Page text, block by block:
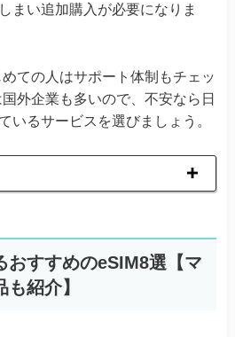
まい追加購入が必要になりま
ての人はサポート体制もチェッ
外企業も多いので、不安なら日
いるサービスを選びましょう。
おすすめのeSIM8選【マ
紹介】